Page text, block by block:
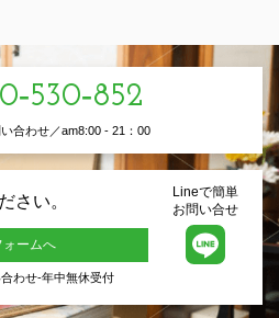
合わせ／am8:00 - 21：00
さい。
ォームへ
わせ-年中無休受付
Lineで簡単
お問い合せ